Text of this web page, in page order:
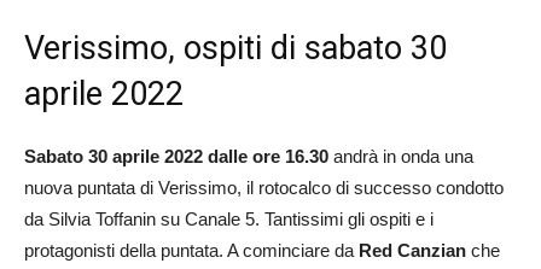
Verissimo, ospiti di sabato 30
aprile 2022
Sabato 30 aprile 2022 dalle ore 16.30 andrà in onda una
nuova puntata di Verissimo, il rotocalco di successo condotto
da Silvia Toffanin su Canale 5. Tantissimi gli ospiti e i
protagonisti della puntata. A cominciare da Red Canzian che